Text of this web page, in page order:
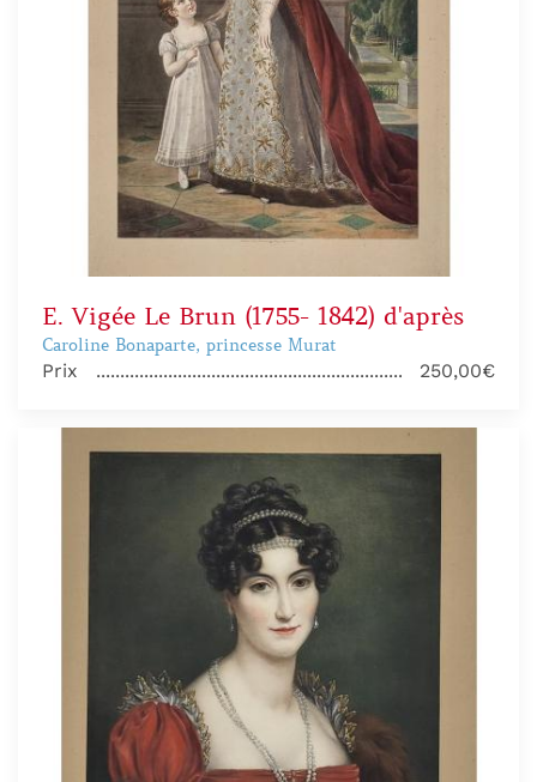
E. Vigée Le Brun (1755- 1842) d'après
Caroline Bonaparte, princesse Murat
Prix 250,00€